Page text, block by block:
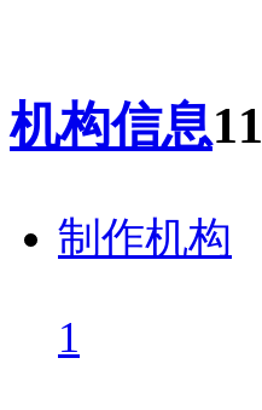
机构信息11
制作机构
1